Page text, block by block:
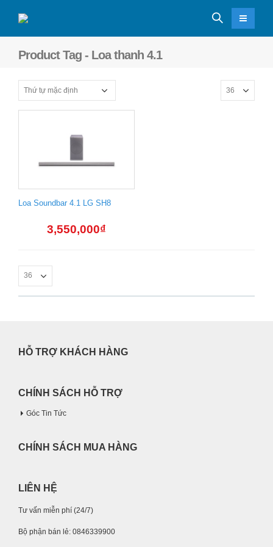
Product Tag - Loa thanh 4.1
Loa Soundbar 4.1 LG SH8
3,550,000₫
HỖ TRỢ KHÁCH HÀNG
CHÍNH SÁCH HỖ TRỢ
Góc Tin Tức
CHÍNH SÁCH MUA HÀNG
LIÊN HỆ
Tư vấn miễn phí (24/7)
Bộ phận bán lẻ: 0846339900